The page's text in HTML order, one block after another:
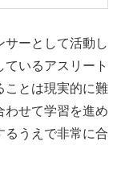
サーとして活動し
いるアスリート
ことは現実的に難
わせて学習を進め
るうえで非常に合